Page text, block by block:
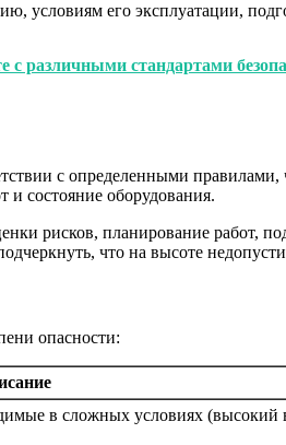
условиям его эксплуатации,
различными стандартами
с определенными
состояние оборудования.
рисков, планирование работ,
что на высоте
опасности:
в сложных условиях (высокий